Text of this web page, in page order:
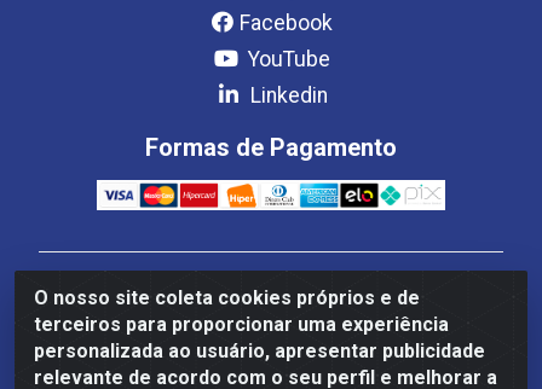
O nosso site coleta cookies próprios e de
terceiros para proporcionar uma experiência
personalizada ao usuário, apresentar publicidade
relevante de acordo com o seu perfil e melhorar a
Facebook
YouTube
Linkedin
Formas de Pagamento
Estrela Distribuição LTDA - CNPJ 08.691.096/0001-93 -
Setor Setor de Industria Qi 22 Lt 7, 9, 11, 13, 14 Ao 32,
S/NC - Setor Industrial Ceilândia, Brasília/DF - CEP
72265-220